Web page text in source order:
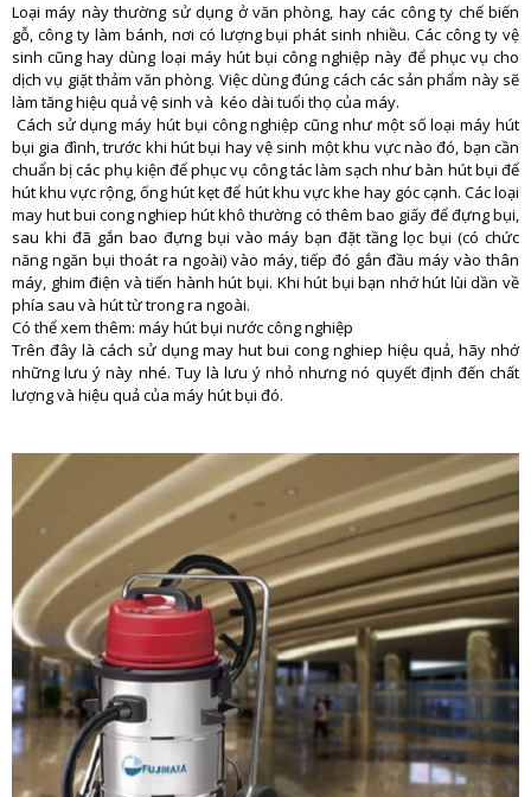
Loại máy này thường sử dụng ở văn phòng, hay các công ty chế biến
gỗ, công ty làm bánh, nơi có lượng bụi phát sinh nhiều. Các công ty vệ
sinh cũng hay dùng loại máy hút bụi công nghiệp này để phục vụ cho
dịch vụ giặt thảm văn phòng. Việc dùng đúng cách các sản phẩm này sẽ
làm tăng hiệu quả vệ sinh và kéo dài tuổi thọ của máy.
Cách sử dụng máy hút bụi công nghiệp cũng như một số loại máy hút
bụi gia đình, trước khi hút bụi hay vệ sinh một khu vực nào đó, bạn cần
chuẩn bị các phụ kiện để phục vụ công tác làm sạch như bàn hút bụi để
hút khu vực rộng, ống hút kẹt để hút khu vực khe hay góc cạnh. Các loại
may hut bui cong nghiep hút khô thường có thêm bao giấy để đựng bụi,
sau khi đã gắn bao đựng bụi vào máy bạn đặt tầng lọc bụi (có chức
năng ngăn bụi thoát ra ngoài) vào máy, tiếp đó gắn đầu máy vào thân
máy, ghim điện và tiến hành hút bụi. Khi hút bụi bạn nhớ hút lùi dần về
phía sau và hút từ trong ra ngoài.
Có thể xem thêm: máy hút bụi nước công nghiệp
Trên đây là cách sử dụng may hut bui cong nghiep hiệu quả, hãy nhớ
những lưu ý này nhé. Tuy là lưu ý nhỏ nhưng nó quyết định đến chất
lượng và hiệu quả của máy hút bụi đó.